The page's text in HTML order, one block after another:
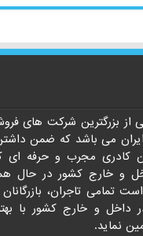
از بزرگترین شرکت های
می باشد که ضمن
کادری مجرب و حرفه ای که
و خارج کشور در حال
تمامی تاجران،
داخل و خارج کشور با
نماید.